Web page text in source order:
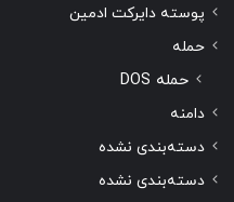
پوسته دایرکت ادمین
حمله
حمله DOS
دامنه
دسته‌بندی نشده
دسته‌بندی نشده